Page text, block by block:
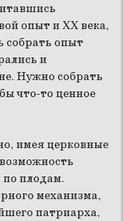
опыт и XX века,
собрать опыт
и
Нужно собрать
что-то ценное
имея церковные
по плодам.
механизма,
патриарха,